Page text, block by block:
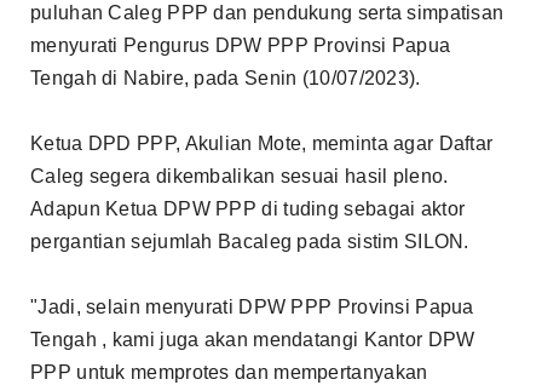
puluhan Caleg PPP dan pendukung serta simpatisan
menyurati Pengurus DPW PPP Provinsi Papua
Tengah di Nabire, pada Senin (10/07/2023).
Ketua DPD PPP, Akulian Mote, meminta agar Daftar
Caleg segera dikembalikan sesuai hasil pleno.
Adapun Ketua DPW PPP di tuding sebagai aktor
pergantian sejumlah Bacaleg pada sistim SILON.
"Jadi, selain menyurati DPW PPP Provinsi Papua
Tengah , kami juga akan mendatangi Kantor DPW
PPP untuk memprotes dan mempertanyakan